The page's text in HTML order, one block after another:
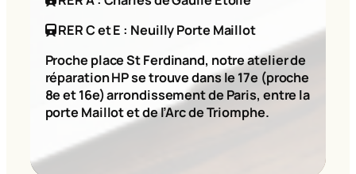
RER C et E : Neuilly Porte Maillot
Proche place St Ferdinand, notre atelier de
réparation HP se trouve dans le 17e (proche
8e et 16e) arrondissement de Paris, entre la
porte Maillot et de l’Arc de Triomphe.